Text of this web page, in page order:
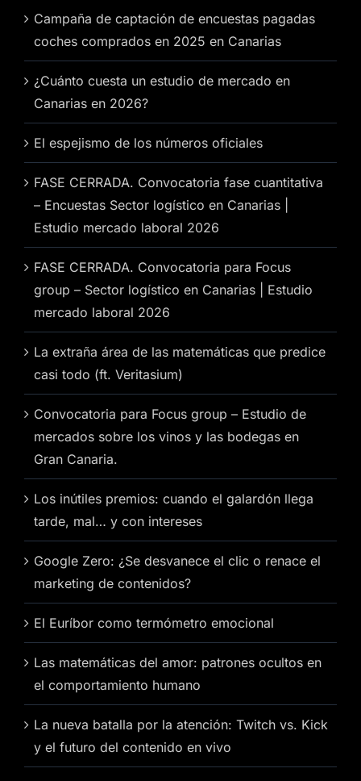
Campaña de captación de encuestas pagadas
coches comprados en 2025 en Canarias
¿Cuánto cuesta un estudio de mercado en
Canarias en 2026?
El espejismo de los números oficiales
FASE CERRADA. Convocatoria fase cuantitativa
– Encuestas Sector logístico en Canarias |
Estudio mercado laboral 2026
FASE CERRADA. Convocatoria para Focus
group – Sector logístico en Canarias | Estudio
mercado laboral 2026
La extraña área de las matemáticas que predice
casi todo (ft. Veritasium)
Convocatoria para Focus group – Estudio de
mercados sobre los vinos y las bodegas en
Gran Canaria.
Los inútiles premios: cuando el galardón llega
tarde, mal… y con intereses
Google Zero: ¿Se desvanece el clic o renace el
marketing de contenidos?
El Euríbor como termómetro emocional
Las matemáticas del amor: patrones ocultos en
el comportamiento humano
La nueva batalla por la atención: Twitch vs. Kick
y el futuro del contenido en vivo